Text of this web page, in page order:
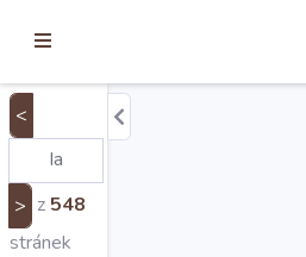
Úvod
Edice
<
> z 548
stránek